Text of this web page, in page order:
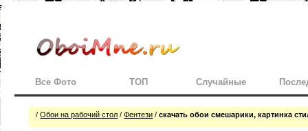
Все Фото ТОП Случайные
/Обои на рабочий стол /Фентези /скачать обои смешарики, картинка